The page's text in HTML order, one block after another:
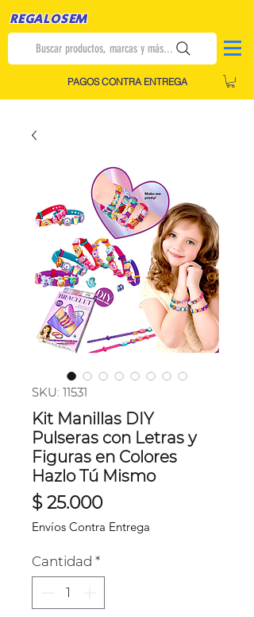
REGALOSEM
Buscar productos, marcas y más...
PAGOS CONTRA ENTREGA
SKU: 11531
Kit Manillas DIY
Pulseras con Letras y
Figuras en Colores
Hazlo Tú Mismo
$ 25.000Precio
Envíos Contra Entrega
Cantidad *